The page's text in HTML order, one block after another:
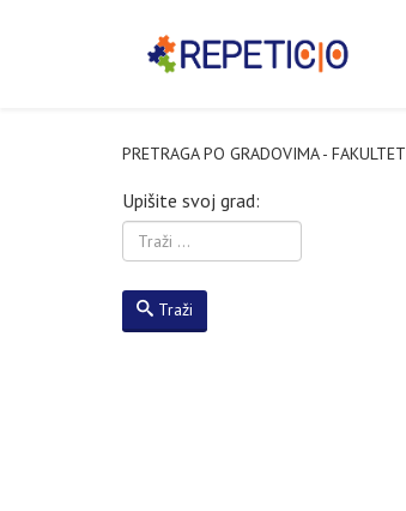
PRETRAGA PO GRADOVIMA - FAKULTET
Upišite svoj grad:
Traži